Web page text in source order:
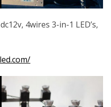
4wires 3-in-1 LED’s,